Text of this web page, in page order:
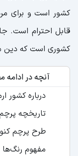
کشور است و برای
قابل احترام است.
کشوری است که دین
آنچه در
درباره کشور
تاریخچه
طرح پرچم
مفهوم رنگ‌ها